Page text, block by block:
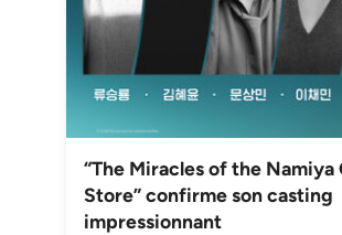
“The Miracles of the Namiya
Store” confirme son casting
impressionnant